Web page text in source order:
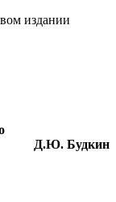
издании
Д.Ю. Будкин